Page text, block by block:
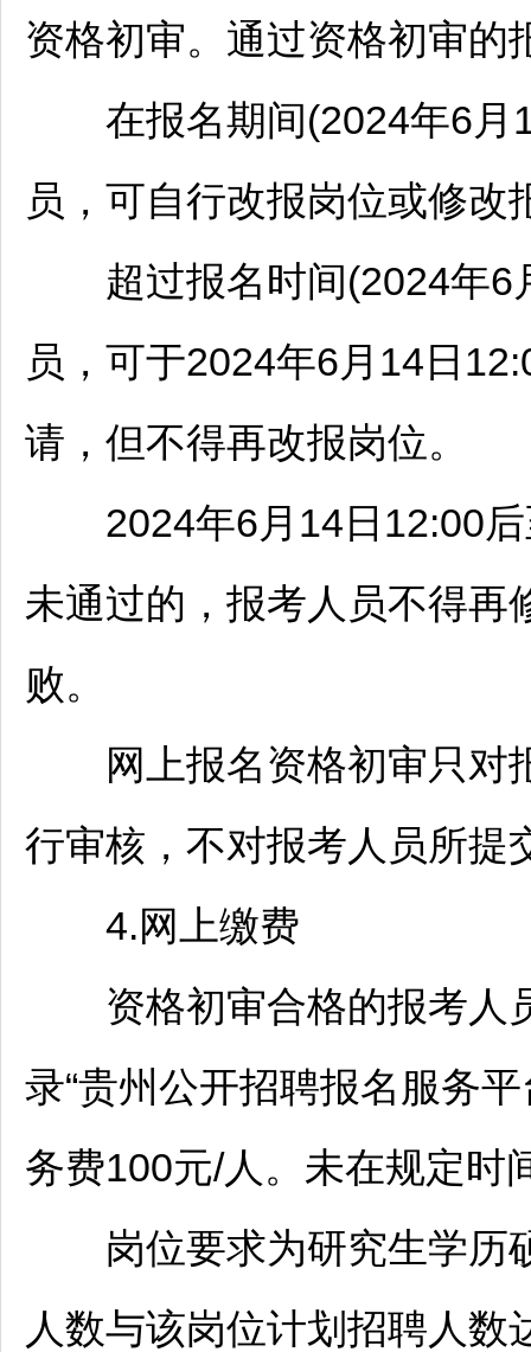
资格初审。通过资格初审的
在报名期间(2024年6月
员，可自行改报岗位或修
超过报名时间(2024年6
员，可于2024年6月14日
请，但不得再改报岗位。
2024年6月14日12:00后
未通过的，报考人员不得再
败。
网上报名资格初审只对
行审核，不对报考人员所提
4.网上缴费
资格初审合格的报考人
录“贵州公开招聘报名服务
务费100元/人。未在规定时
岗位要求为研究生学历
人数与该岗位计划 招聘人数